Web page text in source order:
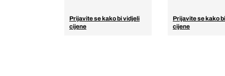
Prijavite se kako bi vidjeli
cijene
Prijavite se kako
cijene